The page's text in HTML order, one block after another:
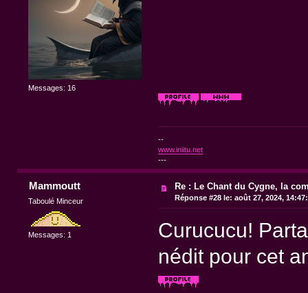
Messages: 16
--
www.iniitu.net
---
Mammoutt
Taboulé Minceur
Messages: 1
Re : Le Chant du Cygne, la
Réponse #28 le: août 27, 2024,
Curucucu!
nédit pour cet